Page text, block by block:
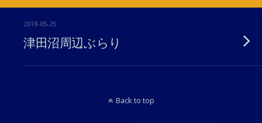
2018-05-25
津田沼周辺ぶらり
Back to top